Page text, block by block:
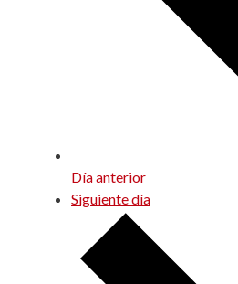
Día anterior
Siguiente día